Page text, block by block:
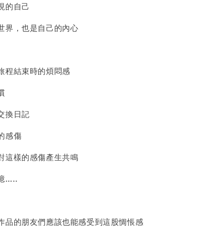
的自己
界，也是自己的內心
程結束時的煩悶感
換日記
感傷
這樣的感傷產生共鳴
…..
品的朋友們應該也能感受到這股惆悵感